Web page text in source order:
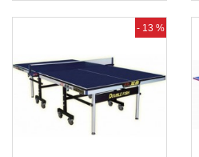
- 13 %